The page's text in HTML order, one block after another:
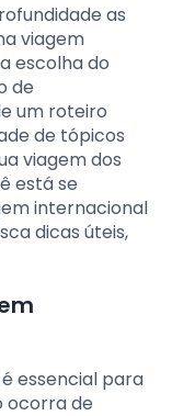
as
viagem
escolha do
de
um roteiro
de tópicos
viagem dos
está se
internacional
dicas úteis,
essencial para
ocorra de